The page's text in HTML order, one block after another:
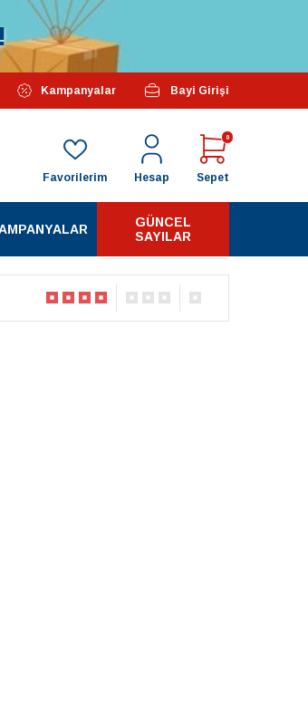
Başlamıştır...
Kampanyalar Bayi Girişi
Sepet
0
Hesap
Favorilerim
GÜNCEL
SAYILAR